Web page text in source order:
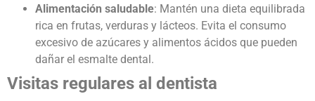
Alimentación saludable: Mantén una dieta equilibrada
rica en frutas, verduras y lácteos. Evita el consumo
excesivo de azúcares y alimentos ácidos que pueden
dañar el esmalte dental.
Visitas regulares al dentista